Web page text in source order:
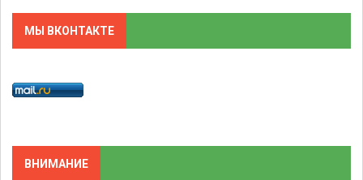
МЫ ВКОНТАКТЕ
ВНИМАНИЕ